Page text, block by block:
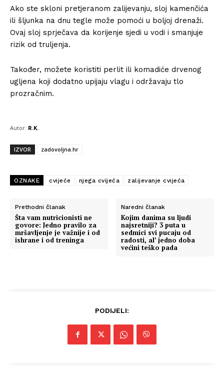
Ako ste skloni pretjeranom zalijevanju, sloj kamenčića
ili šljunka na dnu tegle može pomoći u boljoj drenaži.
Ovaj sloj sprječava da korijenje sjedi u vodi i smanjuje
rizik od truljenja.
Također, možete koristiti perlit ili komadiće drvenog
ugljena koji dodatno upijaju vlagu i održavaju tlo
prozračnim.
Autor: R.K.
IZVOR zadovoljna.hr
OZNAKE cvijeće njega cvijeća zalijevanje cvijeća
Prethodni članak
Šta vam nutricionisti ne
govore: Jedno pravilo za
mršavljenje je važnije i od
ishrane i od treninga
Naredni članak
Kojim danima su ljudi
najsretniji? 3 puta u
sedmici svi pucaju od
radosti, al’ jedno doba
većini teško pada
PODIJELI: